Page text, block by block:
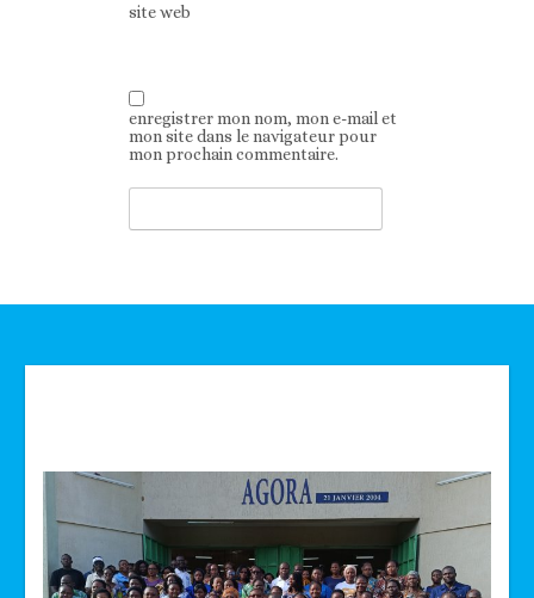
site web
enregistrer mon nom, mon e-mail et
mon site dans le navigateur pour
mon prochain commentaire.